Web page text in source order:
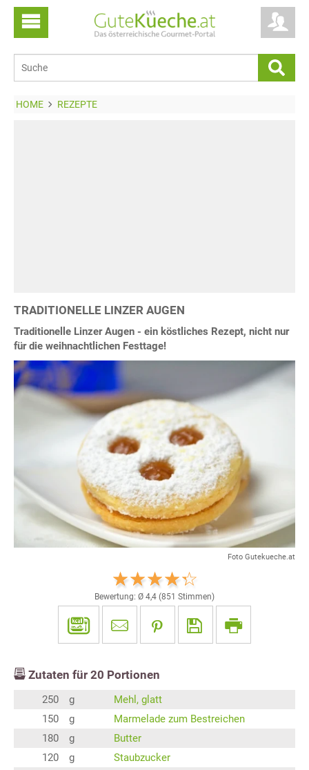
HOME REZEPTE
TRADITIONELLE LINZER AUGEN
Traditionelle Linzer Augen - ein köstliches Rezept, nicht nur
für die weihnachtlichen Festtage!
Foto Gutekueche.at
Bewertung: Ø 4,4 (851 Stimmen)
Zutaten für 20 Portionen
250 g
Mehl, glatt
150
g
Marmelade zum Bestreichen
180
g
Butter
120
g
Staubzucker